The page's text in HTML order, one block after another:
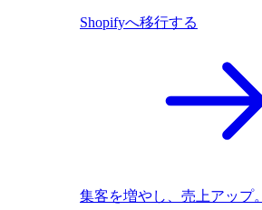
Shopifyへ移行する
集客を増やし、売上アップ。